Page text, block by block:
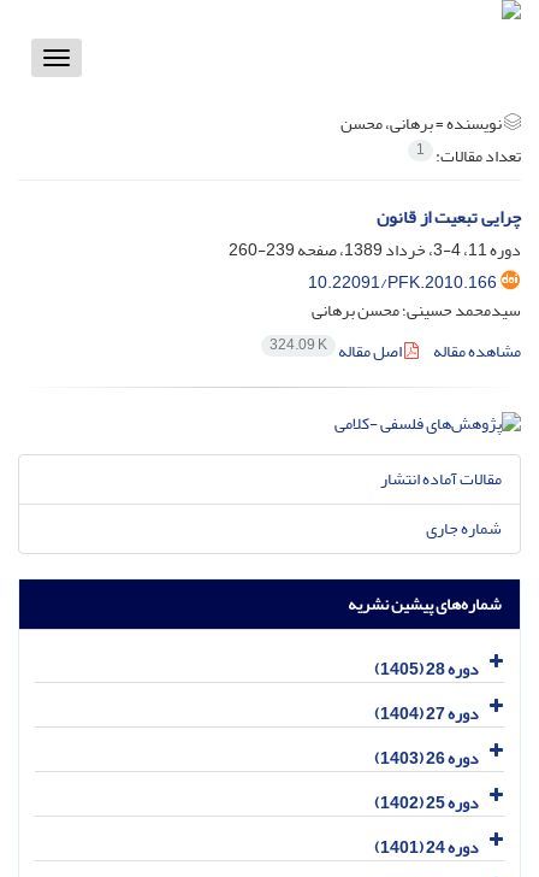
Toggle
نویسنده =برهانی، محسن
تعداد مقالات: 1
چرایی تبعیت از قانون
دوره 11، 4-3، خرداد 1389، صفحه
239-260
10.22091/PFK.2010.166
سیدمحمد حسینی؛ محسن برهانی
مشاهده مقاله
اصل مقاله 324.09 K
مقالات آماده انتشار
شماره جاری
شماره‌های پیشین نشریه
دوره 28 (1405)
دوره 27 (1404)
دوره 26 (1403)
دوره 25 (1402)
دوره 24 (1401)